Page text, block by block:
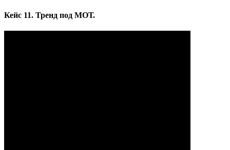
Кейс 11. Тренд под МОТ.